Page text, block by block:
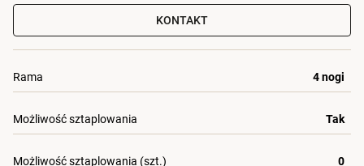
KONTAKT
Rama 4 nogi
Możliwość sztaplowania Tak
Możliwość sztaplowania (szt.) 0